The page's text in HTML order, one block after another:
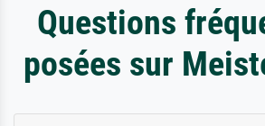
Questions
posées sur